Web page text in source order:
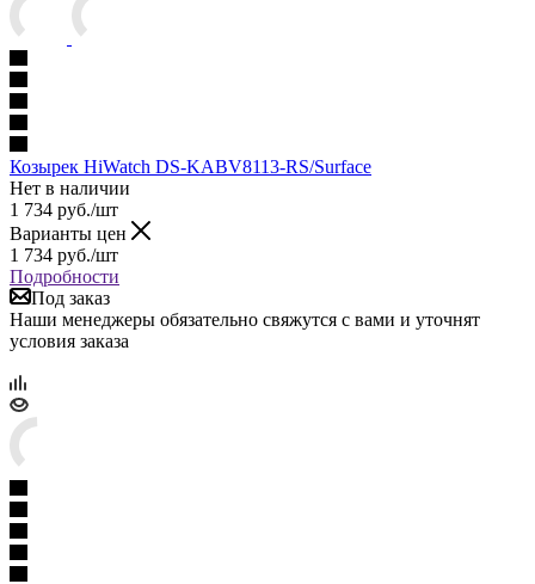
Козырек HiWatch DS-KABV8113-RS/Surface
Нет в наличии
1 734 руб./шт
Варианты цен
1 734 руб./шт
Подробности
Под заказ
Наши менеджеры обязательно свяжутся с вами и уточнят
условия заказа